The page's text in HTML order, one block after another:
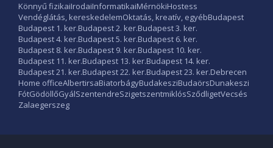
Könnyű fizikaiIrodaiInformatikaiMérnökiHostess
Vendéglátás, kereskedelemOktatás, kreatív, egyébBudapest
Budapest 1. ker.Budapest 2. ker.Budapest 3. ker.
Budapest 4. ker.Budapest 5. ker.Budapest 6. ker.
Budapest 8. ker.Budapest 9. ker.Budapest 10. ker.
Budapest 11. ker.Budapest 13. ker.Budapest 14. ker.
Budapest 21. ker.Budapest 22. ker.Budapest 23. ker.Debrecen
Home officeAlbertirsaBiatorbágyBudakesziBudaörsDunakeszi
FótGödöllőGyálSzentendreSzigetszentmiklósSződligetVecsés
Zalaegerszeg